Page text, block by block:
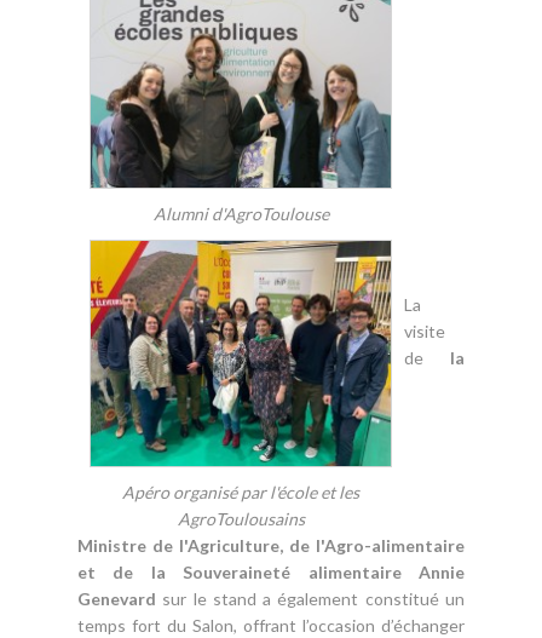
Alumni d'AgroToulouse
Apéro organisé par l'école et les
AgroToulousains
La
visite
de la
Ministre de l'Agriculture, de l'Agro-alimentaire
et de la Souveraineté alimentaire Annie
Genevard sur le stand a également constitué un
temps fort du Salon, offrant l’occasion d’échanger